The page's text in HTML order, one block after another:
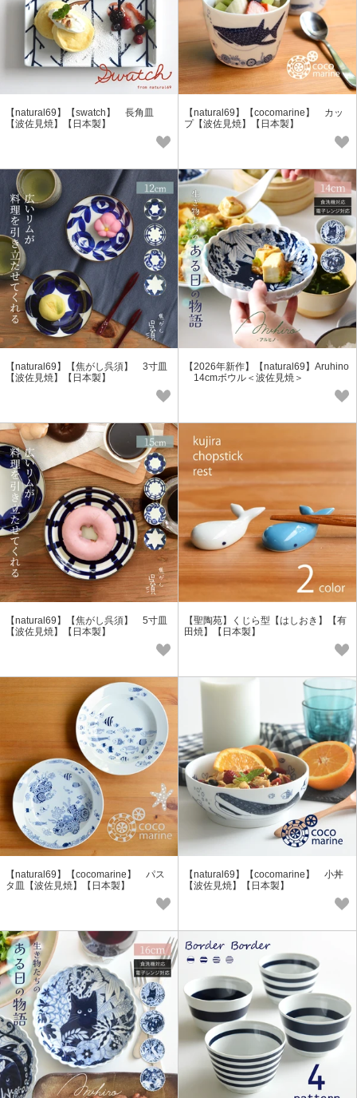
【natural69】【swatch】 長角皿
【波佐見焼】【日本製】
【natural69】【cocomarine】 カッ
プ【波佐見焼】【日本製】
【natural69】【焦がし呉須】 3寸皿
【波佐見焼】【日本製】
【2026年新作】【natural69】Aruhino
14cmボウル＜波佐見焼＞
【natural69】【焦がし呉須】 5寸皿
【波佐見焼】【日本製】
【聖陶苑】くじら型【はしおき】【有
田焼】【日本製】
【natural69】【cocomarine】 パス
タ皿【波佐見焼】【日本製】
【natural69】【cocomarine】 小丼
【波佐見焼】【日本製】